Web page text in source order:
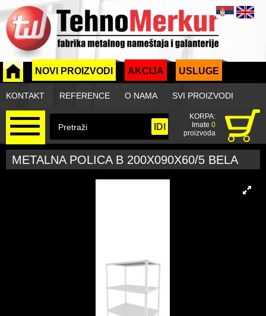
NOVI PROIZVODI AKCIJA USLUGE
KONTAKT REFERENCE O NAMA SVI PROIZVODI
KORPA:
Imate 0
proizvoda
METALNA POLICA B 200X090X60/5 BELA